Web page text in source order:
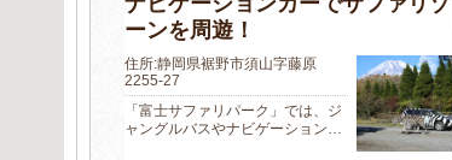
ーンを周遊！
住所:静岡県裾野市須山字藤原
2255-27
「富士サファリパーク」では、ジ
ャングルバスやナビゲーション…